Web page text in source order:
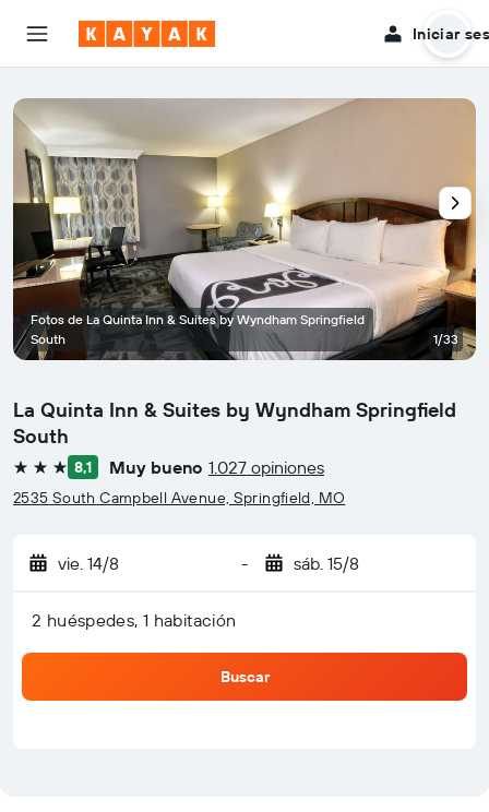
Iniciar
La Quinta Inn & Suites by Wyndham Springfield
South
3 estrellas
8,1 Muy bueno 1.027 opiniones
2535 South Campbell Avenue, Springfield, MO
vie. 14/8 - sáb. 15/8
2 huéspedes, 1 habitación
Buscar
Fotos de La Quinta Inn & Suites by Wyndham Springfield
South
1/33